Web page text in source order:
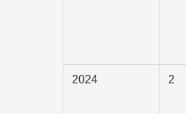
2024 2